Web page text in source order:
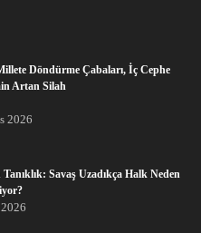
Döndürme Çabaları, İç Cephe
Artan Silah
2026
Savaş Uzadıkça Halk Neden